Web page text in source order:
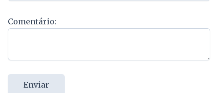
Comentário:
Enviar